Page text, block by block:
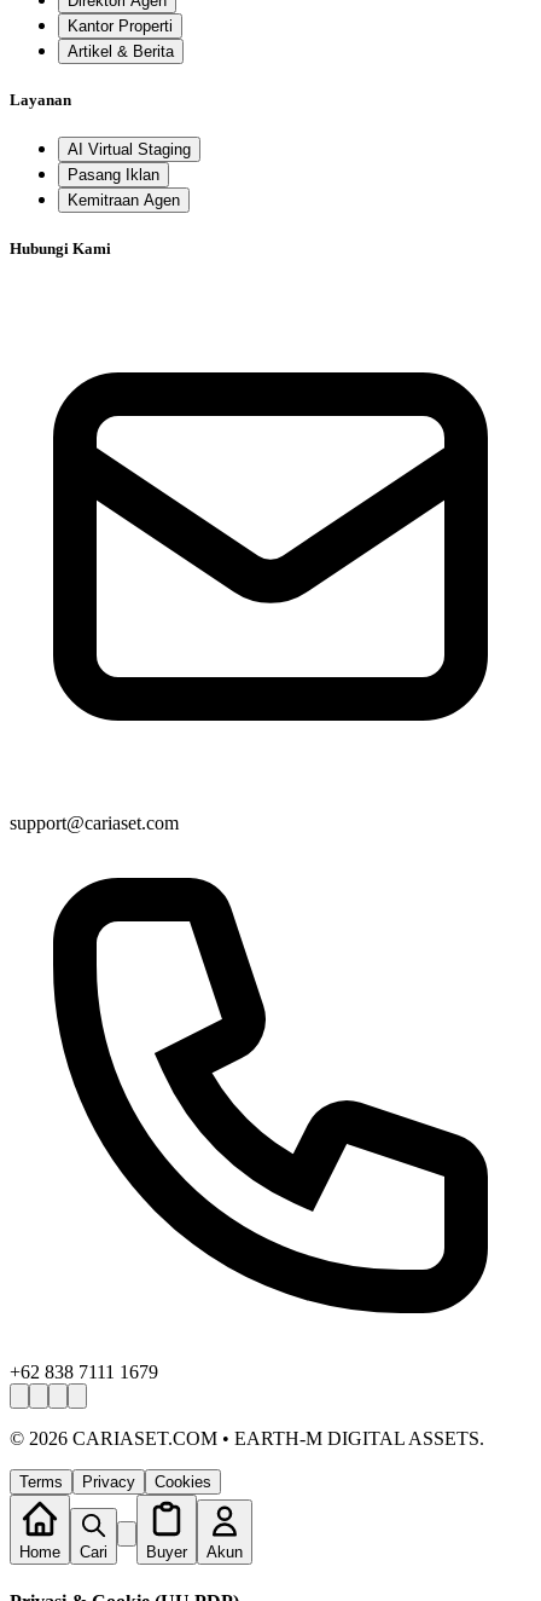
Kantor Properti
Artikel & Berita
Layanan
AI Virtual Staging
Pasang Iklan
Kemitraan Agen
Hubungi Kami
support@cariaset.com
+62 838 7111 1679
© 2026 CARIASET.COM • EARTH-M DIGITAL ASSETS.
Terms Privacy Cookies
Home Cari Buyer Akun